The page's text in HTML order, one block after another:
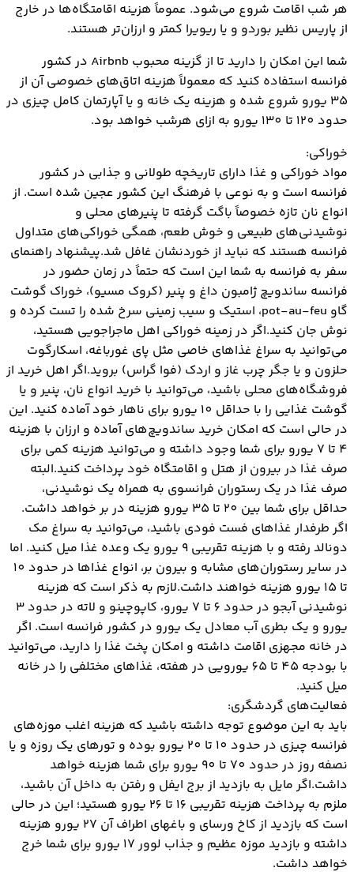
هر شب اقامت شروع می‌شود. عموماً هزینه اقامتگاه‌ها در خارج
از پاریس نظیر بوردو و یا ریویرا کمتر و ارزان‌تر هستند.
شما این امکان را دارید تا از گزینه محبوب Airbnb در کشور
فرانسه استفاده کنید که معمولاً هزینه اتاق‌های خصوصی آن از
35 یورو شروع شده و هزینه یک خانه و یا آپارتمان کامل چیزی در
حدود 120 تا 130 یورو به ازای هرشب خواهد بود.
خوراکی:
مواد خوراکی و غذا دارای تاریخچه طولانی و جذابی در کشور
فرانسه است و به نوعی با فرهنگ این کشور عجین شده است. از
انواع نان تازه خصوصاً باگت گرفته تا پنیرهای محلی و
نوشیدنی‌های طبیعی و خوش طعم، همگی خوراکی‌های متداول
فرانسه هستند که نباید از خوردنشان غافل شد.پیشنهاد راهنمای
سفر به فرانسه به شما این است که حتماً در زمان حضور در
فرانسه ساندویچ ژامبون داغ و پنیر (کروک مسیو)، خوراک گوشت
گاو pot-au-feu، استیک و سیب زمینی سرخ شده را تست کرده و
نوش جان کنید.اگر در زمینه خوراکی اهل ماجراجویی هستید،
می‌توانید به سراغ غذاهای خاصی مثل پای غورباغه، اسکارگوت
حلزون و یا جگر چرب غاز و اردک (فوا گراس) بروید.اگر اهل خرید از
فروشگاه‌های محلی باشید، می‌توانید با خرید انواع نان، پنیر و یا
گوشت غذایی را با حداقل 10 یورو برای ناهار خود آماده کنید. این
در حالی است که امکان خرید ساندویچ‌های آماده و ارزان با هزینه
4 تا 7 یورو برای شما وجود داشته و می‌توانید هزینه کمی برای
صرف غذا در بیرون از هتل و اقامتگاه خود پرداخت کنید.البته
صرف غذا در یک رستوران فرانسوی به همراه یک نوشیدنی،
حداقل برای شما بین 20 تا 35 یورو هزینه در بر خواهد داشت.
اگر طرفدار غذاهای فست فودی باشید، می‌توانید به سراغ مک
دونالد رفته و با هزینه تقریبی 9 یورو یک وعده غذا میل کنید. اما
در سایر رستوران‌های مشابه و بیرون بر، انواع غذاها در حدود 10
تا 15 یورو هزینه خواهند داشت.لازم به ذکر است که هزینه
نوشیدنی آبجو در حدود 6 تا 7 یورو، کاپوچینو و لاته در حدود 3
یورو و یک بطری آب معادل یک یورو در کشور فرانسه است. اگر
در خانه مجهزی اقامت داشته و امکان پخت غذا را دارید، می‌توانید
با بودجه 45 تا 65 یورویی در هفته، غذاهای مختلفی را در خانه
میل کنید.
فعالیت‌های گردشگری:
باید به این موضوع توجه داشته باشید که هزینه اغلب موزه‌های
فرانسه چیزی در حدود 10 تا 20 یورو بوده و تورهای یک روزه و یا
نصفه روز در حدود 70 تا 90 یورو برای شما هزینه خواهد
داشت.اگر مایل به بازدید از برج ایفل و رفتن به داخل آن باشید،
ملزم به پرداخت هزینه‌ تقریبی 16 تا 26 یورو هستید؛ این در حالی
است که بازدید از کاخ ورسای و باغهای اطراف آن 27 یورو هزینه
داشته و بازدید موزه عظیم و جذاب لوور 17 یورو برای شما خرج
خواهد داشت.